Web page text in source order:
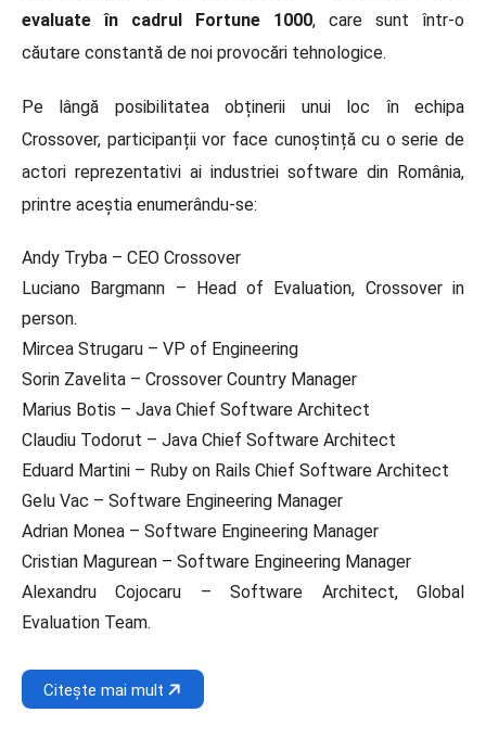
evaluate în cadrul Fortune 1000, care sunt într-o
căutare constantă de noi provocări tehnologice.
Pe lângă posibilitatea obținerii unui loc în echipa
Crossover, participanții vor face cunoștință cu o serie de
actori reprezentativi ai industriei software din România,
printre aceștia enumerându-se:
Andy Tryba – CEO Crossover
Luciano Bargmann – Head of Evaluation, Crossover in
person.
Mircea Strugaru – VP of Engineering
Sorin Zavelita – Crossover Country Manager
Marius Botis – Java Chief Software Architect
Claudiu Todorut – Java Chief Software Architect
Eduard Martini – Ruby on Rails Chief Software Architect
Gelu Vac – Software Engineering Manager
Adrian Monea – Software Engineering Manager
Cristian Magurean – Software Engineering Manager
Alexandru Cojocaru – Software Architect, Global
Evaluation Team.
Citește mai mult